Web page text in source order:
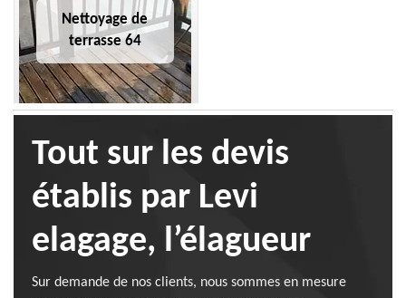
Nettoyage de
terrasse 64
Tout sur les devis
établis par Levi
elagage, l’élagueur
Sur demande de nos clients, nous sommes en mesure